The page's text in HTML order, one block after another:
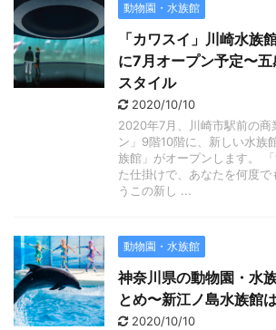
動物園・水族館
「カワスイ」川崎水族
に7月オープン予定〜
スタイル
2020/10/10
2020年7月、川崎市駅前の商
ン」9階10階に、新しい水
族館」がオープンします。
た仕掛けで、あなたを何度
うこの新し ...
動物園・水族館
神奈川県の動物園・水
とめ〜新江ノ島水族館
2020/10/10